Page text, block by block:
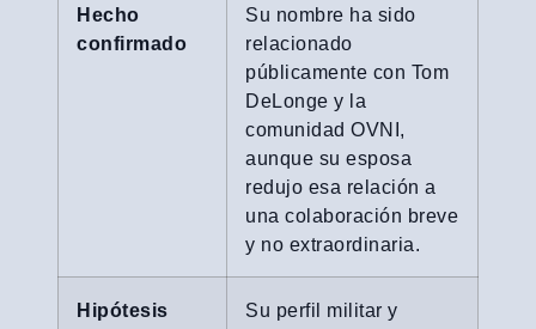
Hecho
confirmado
Su nombre ha sido
relacionado
públicamente con Tom
DeLonge y la
comunidad OVNI,
aunque su esposa
redujo esa relación a
una colaboración breve
y no extraordinaria.
Hipótesis
Su perfil militar y